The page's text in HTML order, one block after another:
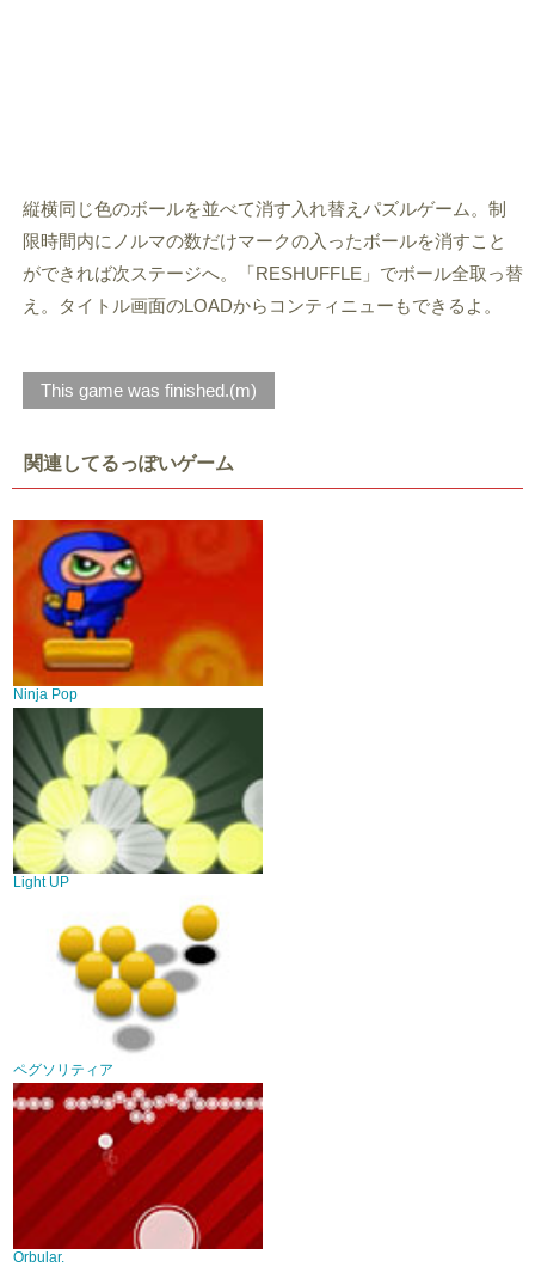
縦横同じ色のボールを並べて消す入れ替えパズルゲーム。制
限時間内にノルマの数だけマークの入ったボールを消すこと
ができれば次ステージへ。「RESHUFFLE」でボール全取っ替
え。タイトル画面のLOADからコンティニューもできるよ。
This game was finished.(m)
関連してるっぽいゲーム
Ninja Pop
Light UP
ペグソリティア
Orbular.